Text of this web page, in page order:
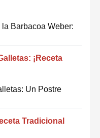
Barbacoa Weber:
¡Receta
Un Postre
Tradicional